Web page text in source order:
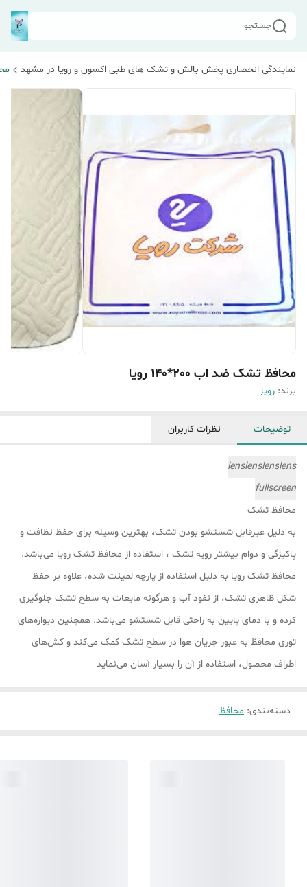
جستجو
نمایندگی انحصاری پخش بالش و تشک های طبی اکسون و رویا در مشهد
محافظ تشک ضد اب 200*140 رویا
برند: رویا
توضیحات نظرات کاربران
lens
lens
lens
lens
fullscreen
محافظ تشک
به دلیل غیرقابل شستشو بودن تشک، بهترین وسیله برای حفظ نظافت و
پاکیزگی و دوام بیشتر رویه تشک ، استفاده از محافظ تشک رویا می‌باشد.
محافظ تشک رویا به دلیل استفاده از پارچه لمینت شده‌، علاوه بر حفظ
شکل ظاهری تشک، از نفوذ آب و هرگونه مایعات به سطح تشک جلوگیری
کرده و با دمای پایین به راحتی قابل شستشو می‌باشد. همچنین دیواره‌های
توری محافظ به عبور جریان هوا در سطح تشک کمک می‌کند و کش‌های
اطراف محصول، استفاده از آن را بسیار آسان می‌نماید
دسته‌بندی: محافظ